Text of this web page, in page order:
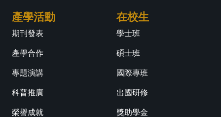
產學活動
期刊發表
產學合作
專題演講
科普推廣
榮譽成就
在校生
學士班
碩士班
國際專班
出國研修
獎助學金